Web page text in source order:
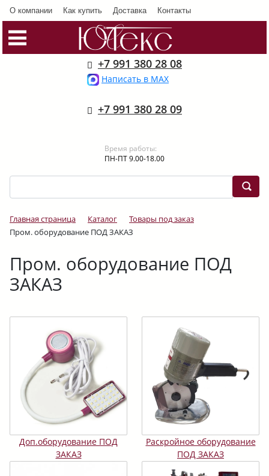
О компании Как купить Доставка Контакты
+7 991 380 28 08
Написать в MAX
+7 991 380 28 09
Время работы:
ПН-ПТ 9.00-18.00
Главная страница Каталог
Товары под заказ
Пром. оборудование ПОД ЗАКАЗ
Пром. оборудование ПОД
ЗАКАЗ
Доп.оборудование ПОД
ЗАКАЗ
Раскройное оборудование
ПОД ЗАКАЗ